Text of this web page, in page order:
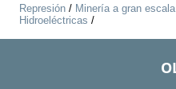
Represión / Minería a gran escala
Hidroeléctricas /